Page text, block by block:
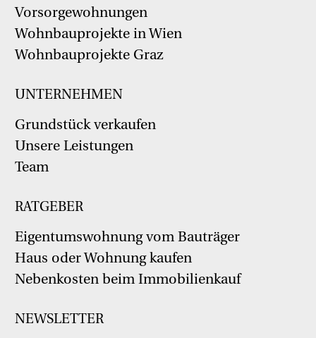
Vorsorgewohnungen
Wohnbauprojekte in Wien
Wohnbauprojekte Graz
UNTERNEHMEN
Grundstück verkaufen
Unsere Leistungen
Team
RATGEBER
Eigentumswohnung vom Bauträger
Haus oder Wohnung kaufen
Nebenkosten beim Immobilienkauf
NEWSLETTER